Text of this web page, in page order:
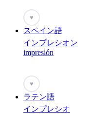
♥
スペイン語
インプレシオン
impresión
♥
ラテン語
インプレシオ